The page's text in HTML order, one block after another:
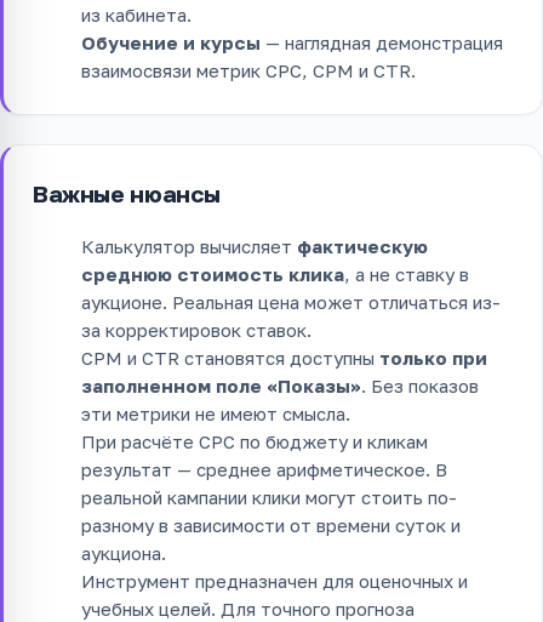
из кабинета.
Обучение и курсы — наглядная демонстрация
взаимосвязи метрик CPC, CPM и CTR.
Важные нюансы
Калькулятор вычисляет фактическую
среднюю стоимость клика, а не ставку в
аукционе. Реальная цена может отличаться из-
за корректировок ставок.
CPM и CTR становятся доступны только при
заполненном поле «Показы». Без показов
эти метрики не имеют смысла.
При расчёте CPC по бюджету и кликам
результат — среднее арифметическое. В
реальной кампании клики могут стоить по-
разному в зависимости от времени суток и
аукциона.
Инструмент предназначен для оценочных и
учебных целей. Для точного прогноза